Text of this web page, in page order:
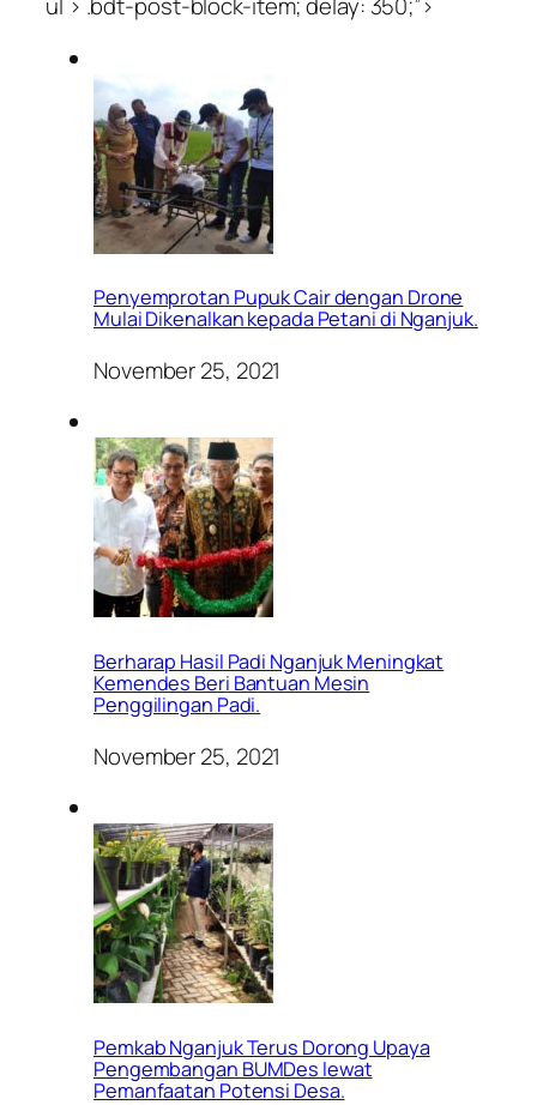
Penyemprotan Pupuk Cair dengan Drone
Mulai Dikenalkan kepada Petani di Nganjuk.
November 25, 2021
Berharap Hasil Padi Nganjuk Meningkat
Kemendes Beri Bantuan Mesin
Penggilingan Padi.
November 25, 2021
Pemkab Nganjuk Terus Dorong Upaya
Pengembangan BUMDes lewat
Pemanfaatan Potensi Desa.